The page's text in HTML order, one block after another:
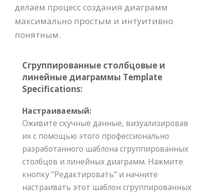
делаем процесс создания диаграмм
максимально простым и интуитивно
понятным.
Сгруппированные столбцовые и
линейные диаграммы Template
Specifications:
Настраиваемый:
Оживите скучные данные, визуализировав
их с помощью этого профессионально
разработанного шаблона сгруппированных
столбцов и линейных диаграмм. Нажмите
кнопку "Редактировать" и начните
настраивать этот шаблон сгруппированных